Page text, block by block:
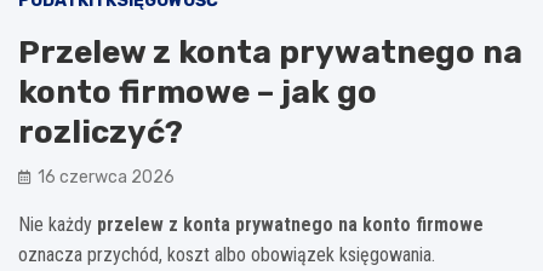
Przelew z konta prywatnego na
konto firmowe – jak go
rozliczyć?
16 czerwca 2026
Nie każdy przelew z konta prywatnego na konto firmowe
oznacza przychód, koszt albo obowiązek księgowania.